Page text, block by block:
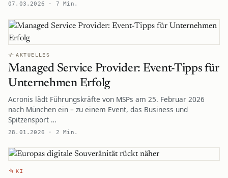
07.03.2026 · 7 Min.
AKTUELLES
Managed Service Provider: Event-Tipps für
Unternehmen Erfolg
Acronis lädt Führungskräfte von MSPs am 25. Februar 2026
nach München ein – zu einem Event, das Business und
Spitzensport …
28.01.2026 · 2 Min.
KI